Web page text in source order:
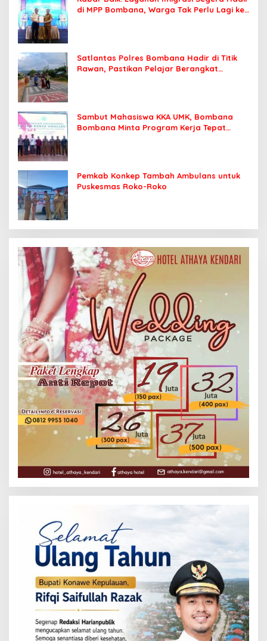
di MPP Bombana, Warga Tak Perlu Lagi ke
Satlantas Polres Bombana Hadir di Titik
Rawan, Pastikan Pelajar Berangkat
Sambut Mahasiswa KKA UMK, Bombana
Bombana Minta Program Kerja Tepat
Pemkab Konkep Tambah Ambulans untuk
Puskesmas Roko-Roko